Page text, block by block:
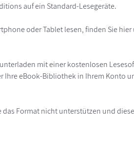
auf ein Standard-Lesegeräte.
oder Tablet lesen, finden Sie
mit einer kostenlosen
Ihre eBook-Bibliothek in Ihrem Konto
das Format nicht unterstützen und